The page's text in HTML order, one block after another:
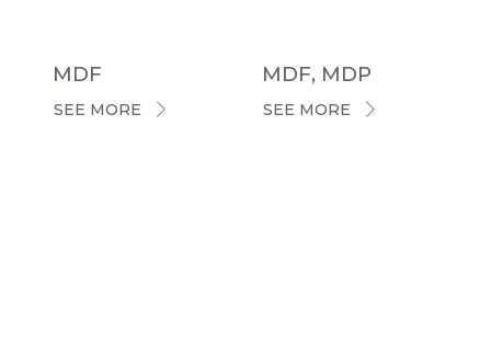
MDF
SEE MORE
MDF, MDP
SEE MORE